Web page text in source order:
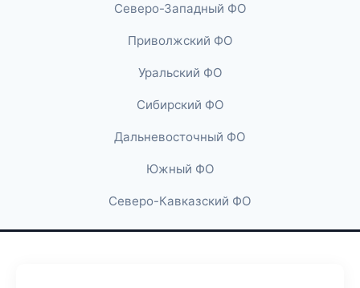
Северо-Западный ФО
Приволжский ФО
Уральский ФО
Сибирский ФО
Дальневосточный ФО
Южный ФО
Северо-Кавказский ФО